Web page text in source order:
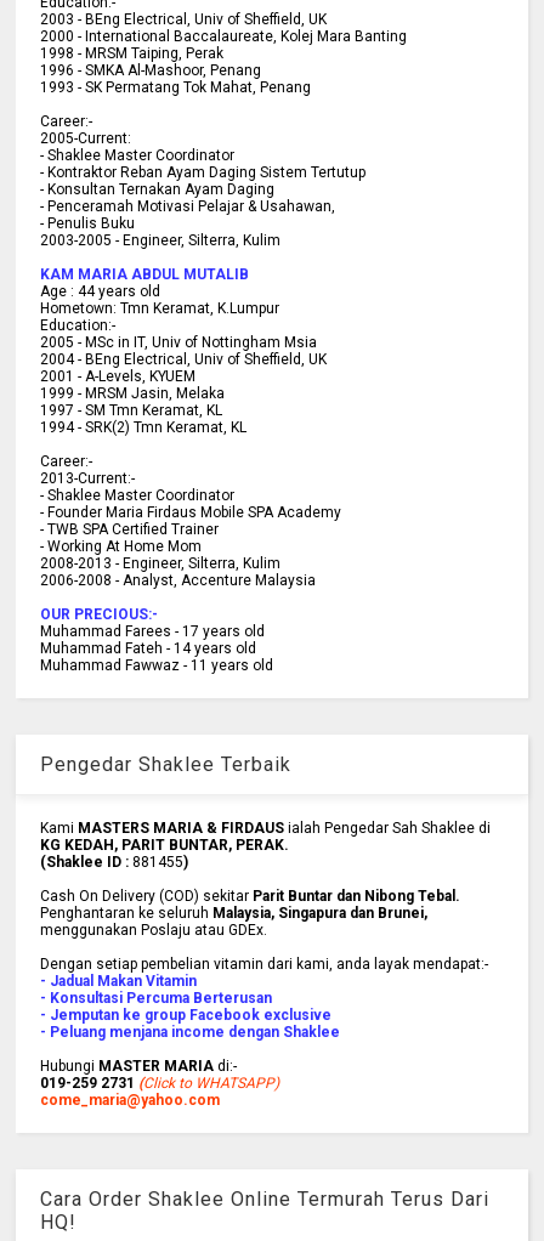
2003 -BEng Electrical, Univ of Sheffield, UK
2000 -International Baccalaureate, Kolej Mara Banting
1998 -MRSM Taiping, Perak
1996 - SMKA Al-Mashoor, Penang
1993 - SK Permatang Tok Mahat, Penang
Career:-
2005-Current:
- Shaklee Master Coordinator
- Kontraktor Reban Ayam Daging Sistem Tertutup
- Konsultan Ternakan Ayam Daging
- Penceramah Motivasi Pelajar & Usahawan,
- Penulis Buku
2003-2005 -Engineer, Silterra, Kulim
KAM MARIA ABDUL MUTALIB
Age : 44 years old
Hometown: Tmn Keramat, K.Lumpur
Education:-
2005 - MSc in IT, Univ of Nottingham Msia
2004 -BEng Electrical, Univ of Sheffield, UK
2001 - A-Levels, KYUEM
1999 -MRSM Jasin, Melaka
1997 -SM Tmn Keramat, KL
1994 -SRK(2) Tmn Keramat, KL
Career:-
2013-Current:-
- Shaklee Master Coordinator
- Founder Maria Firdaus Mobile SPA Academy
- TWB SPA Certified Trainer
- Working At Home Mom
2008-2013 - Engineer, Silterra, Kulim
2006-2008 - Analyst, Accenture Malaysia
OUR PRECIOUS:-
Muhammad Farees - 17 years old
Muhammad Fateh - 14 years old
Muhammad Fawwaz - 11 years old
Pengedar Shaklee Terbaik
Kami MASTERS MARIA & FIRDAUS ialah Pengedar Sah Shaklee di
KG KEDAH, PARIT BUNTAR, PERAK.
(Shaklee ID :881455)
Cash On Delivery (COD) sekitar Parit Buntar dan Nibong Tebal.
Penghantaran ke seluruh Malaysia, Singapura dan Brunei,
menggunakan Poslaju atau GDEx.
Dengan setiap pembelian vitamin dari kami, anda layak mendapat:-
- Jadual Makan Vitamin
- Konsultasi Percuma Berterusan
- Jemputan ke group Facebook exclusive
- Peluang menjana income dengan Shaklee
Hubungi MASTER MARIA di:-
019-259 2731 (Click to WHATSAPP)
come_maria@yahoo.com
Cara Order Shaklee Online Termurah Terus Dari
HQ!